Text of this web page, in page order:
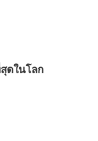
ดในโลก